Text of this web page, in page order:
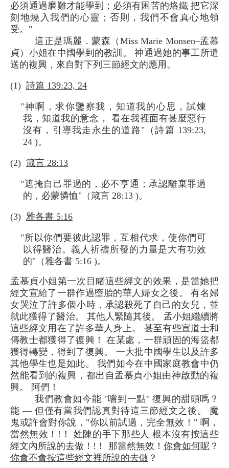
必須通過磨難才能學到；必須有困苦的烙鐵 把它深
刻地燒入我們的心靈；否則，我們不會真心地領
受。"
這正是瑪麗．蒙森（Miss Marie Monsen–孟慕
貞）小姐在中國學到的教訓。 神通過她的事工所遣
送的複興，來自對下列三節經文的應用。
(1)詩篇 139:23, 24
"神啊，求你鑒察我，知道我的心思，試煉
我，知道我的意念， 看在我裡面有甚麼惡行
沒有，引導我走永生的道路"（詩篇 139:23,
24 )。
(2)箴言 28:13
"遮掩自己罪過的，必不亨通；承認離棄罪過
的，必蒙憐恤"（箴言 28:13 )。
(3)雅各書 5:16
"所以你們要彼此認罪，互相代求，使你們可
以得醫治。義人祈禱所發的力量是大有功效
的"（雅各書 5:16 )。
孟慕貞小姐第一次目睹這些經文的效果，是當她把
經文宣給了一群作過墮胎的華人婦女之後。 有名婦
女哭泣了許多個小時，承認殺死了自己的女兒，並
就此獲得了醫治。 其他人緊隨其後。 孟小姐繼續將
這些經文用在了許多華人身上。 甚至有些宣道士和
傳教士都獲得了復興！ 在某處，一群頑固的海盜都
獲得轉變，得到了復興。 一大批中國學生以及許多
其他學生也是如此。 我們如今在中國家庭教會中仍
然能看到的複興，都出自孟慕貞小姐由神啟動的複
興。 阿們！
我們教會如今能 "嚐到一點" 復興的甜頭嗎？
能 — 但僅有當我們認真對待這三節經文之後。 魔
鬼或許會對你說，"你以前試過，完全無效！" 啊，
當然無效！!！ 姓陳的手下那些人 根本沒有按這些
經文內所說的去做！!！ 那當然無效！ 你會如何呢 ？
你會不會按這些經文裡所說的去做 ？